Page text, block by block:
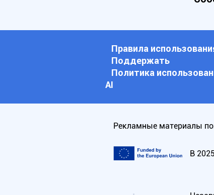
Правила
Поддержать
Политика
АI
Рекламные материалы
В